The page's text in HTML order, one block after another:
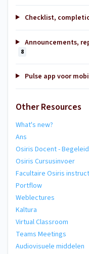
Checklist,
Announcements,
8
Pulse app voor
Other Resources
What's new?
Ans
Osiris Docent -
Osiris Cursusinvoer
Facultaire Osiris
Portflow
Weblectures
Kaltura
Virtual Classroom
Teams Meetings
Audiovisuele middelen